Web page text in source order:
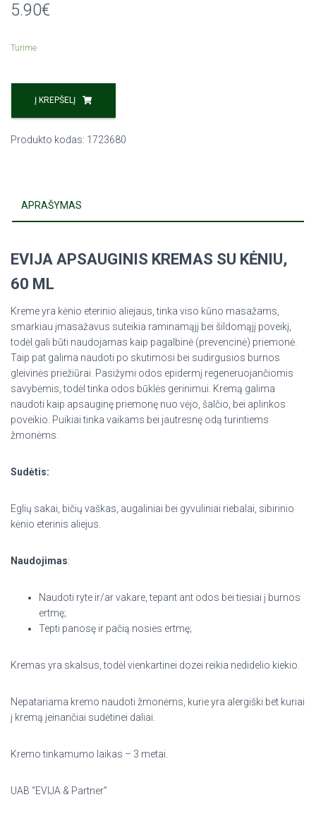
5.90€
Turime
Į KREPŠELĮ
Produkto kodas: 1723680
APRAŠYMAS
EVIJA APSAUGINIS KREMAS SU KĖNIU,
60 ML
Kreme yra kėnio eterinio aliejaus, tinka viso kūno masažams,
smarkiau įmasažavus suteikia raminamąjį bei šildomąjį poveikį,
todėl gali būti naudojamas kaip pagalbinė (prevencinė) priemonė.
Taip pat galima naudoti po skutimosi bei sudirgusios burnos
gleivinės priežiūrai. Pasižymi odos epidermį regeneruojančiomis
savybėmis, todėl tinka odos būklės gerinimui. Kremą galima
naudoti kaip apsauginę priemonę nuo vėjo, šalčio, bei aplinkos
poveikio. Puikiai tinka vaikams bei jautresnę odą turintiems
žmonėms.
Sudėtis:
Eglių sakai, bičių vaškas, augaliniai bei gyvuliniai riebalai, sibirinio
kėnio eterinis aliejus.
Naudojimas:
Naudoti ryte ir/ar vakare, tepant ant odos bei tiesiai į burnos
ertmę;
Tepti panosę ir pačią nosies ertmę;
Kremas yra skalsus, todėl vienkartinei dozei reikia nedidelio kiekio.
Nepatariama kremo naudoti žmonėms, kurie yra alergiški bet kuriai
į kremą įeinančiai sudėtinei daliai.
Kremo tinkamumo laikas – 3 metai.
UAB “EVIJA & Partner”